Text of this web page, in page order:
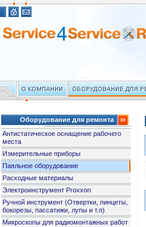
Оборудование для ремонта
Антистатическое оснащение рабочего
места
Измерительные приборы
Паяльное оборудование
Расходные материалы
Электроинструмент Proxxon
Ручной инструмент (Отвертки, пинцеты,
бокорезы, пассатижи, лупы и т.п)
Микроскопы для радиомонтажных работ